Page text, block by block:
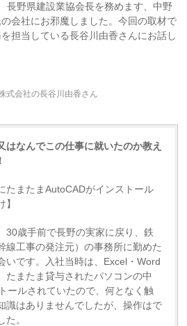
長野県建設業協会長を務めます、中野
会社にお邪魔しました。今回の取材で
担当している長谷川由香さんにお話し
式会社の長谷川由香さん
はなんでこの仕事に就いたのか教え
たまたまAutoCADがインストール
30歳手前で長野の実家に戻り、鉄
線工事の発注元）の事務所に勤めた
いです。入社当時は、Excel・Word
たまたま貸与されたパソコンの中
ールされていたので、何となく触
識はありませんでしたが、操作はで
た。